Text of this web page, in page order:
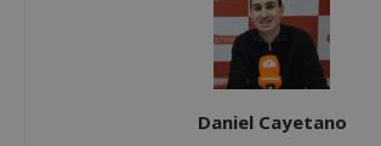
Daniel Cayetano